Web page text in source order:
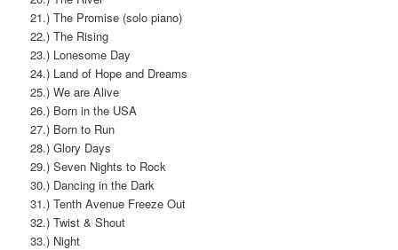
21.) The Promise (solo piano)
22.) The Rising
23.) Lonesome Day
24.) Land of Hope and Dreams
25.) We are Alive
26.) Born in the USA
27.) Born to Run
28.) Glory Days
29.) Seven Nights to Rock
30.) Dancing in the Dark
31.) Tenth Avenue Freeze Out
32.) Twist & Shout
33.) Night